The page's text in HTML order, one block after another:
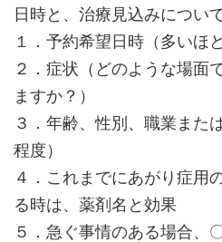
日時と、治療見込みについ
１．予約希望日時（多いほ
２．症状（どのような場面
ますか？）
３．年齢、性別、職業また
程度）
４．これまでにあがり症用
る時は、薬剤名と効果
５．急ぐ事情のある場合、